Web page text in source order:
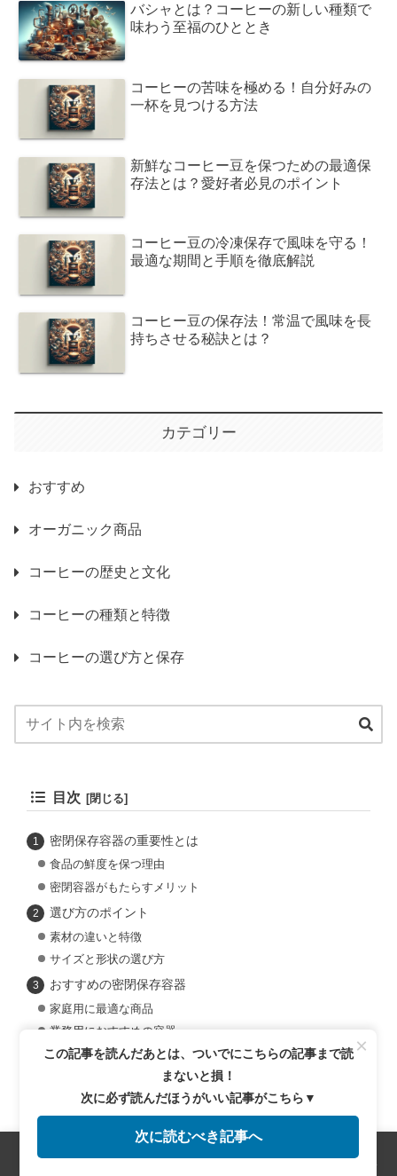
バシャとは？コーヒーの新しい種類で
味わう至福のひととき
コーヒーの苦味を極める！自分好みの
一杯を見つける方法
新鮮なコーヒー豆を保つための最適保
存法とは？愛好者必見のポイント
コーヒー豆の冷凍保存で風味を守る！
最適な期間と手順を徹底解説
コーヒー豆の保存法！常温で風味を長
持ちさせる秘訣とは？
カテゴリー
おすすめ
オーガニック商品
コーヒーの歴史と文化
コーヒーの種類と特徴
コーヒーの選び方と保存
目次
密閉保存容器の重要性とは
食品の鮮度を保つ理由
密閉容器がもたらすメリット
選び方のポイント
素材の違いと特徴
サイズと形状の選び方
おすすめの密閉保存容器
家庭用に最適な商品
業務用におすすめの容器
密閉保存容器の使い方と活用例
収納アイデアと効率化
サイドバー
×
この記事を読んだあとは、ついでにこちらの記事まで読
まないと損！
次に必ず読んだほうがいい記事がこちら▼
次に読むべき記事へ